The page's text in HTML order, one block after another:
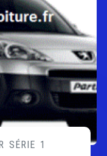
SÉRIE 1